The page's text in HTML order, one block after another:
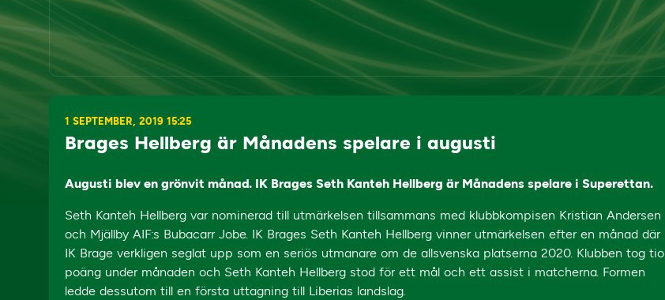
1 SEPTEMBER, 2019 15:25
Brages Hellberg är Månadens spelare i augusti
Augusti blev en grönvit månad. IK Brages Seth Kanteh Hellberg är Månadens spelare i Superettan.
Seth Kanteh Hellberg var nominerad till utmärkelsen tillsammans med klubbkompisen Kristian Andersen
och Mjällby AIF:s Bubacarr Jobe. IK Brages Seth Kanteh Hellberg vinner utmärkelsen efter en månad där
IK Brage verkligen seglat upp som en seriös utmanare om de allsvenska platserna 2020. Klubben tog tio
poäng under månaden och Seth Kanteh Hellberg stod för ett mål och ett assist i matcherna. Formen
ledde dessutom till en första uttagning till Liberias landslag.